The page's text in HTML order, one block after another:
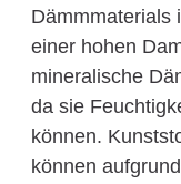
Dämmmaterials
einer hohen
mineralische
da sie
können.
können